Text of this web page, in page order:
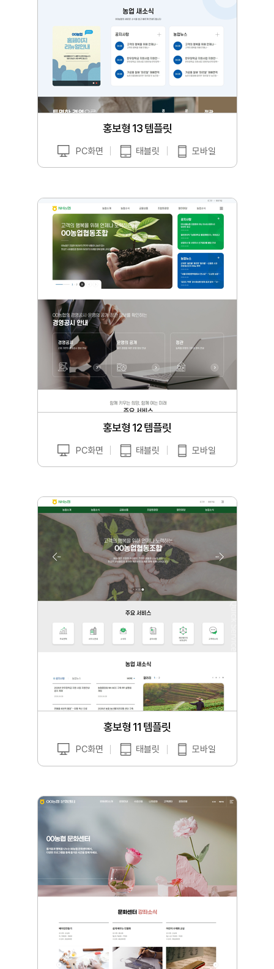
홍보형 13 템플릿
PC화면 태블릿 모바일
홍보형 12 템플릿
PC화면 태블릿 모바일
홍보형 11 템플릿
PC화면 태블릿 모바일